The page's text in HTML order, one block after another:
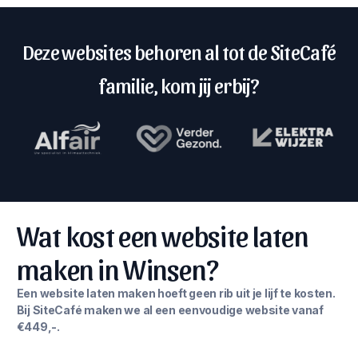
Deze websites behoren al tot de SiteCafé
familie, kom jij erbij?
Wat kost een website laten
maken in Winsen?
Een website laten maken hoeft geen rib uit je lijf te kosten.
Bij SiteCafé maken we al een eenvoudige website vanaf
€449,-.